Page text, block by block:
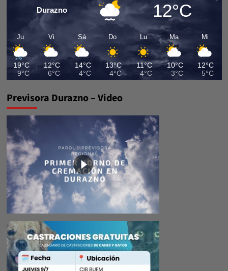
Durazno 12°C
Ju
19°C
9°C
Vi
12°C
6°C
Sá
14°C
4°C
Do
13°C
4°C
Lu
11°C
4°C
Ma
10°C
3°C
Mi
12°C
5°C
Previsora Durazno – Video